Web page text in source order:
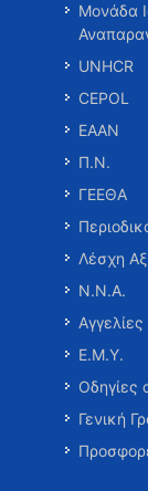
Μονάδα
UNHCR
CEPOL
ΕΑΑΝ
Π.Ν.
ΓΕΕΘΑ
Λέσχη
Ν.Ν.Α.
Ε.Μ.Υ.
Οδηγίες
Γενική